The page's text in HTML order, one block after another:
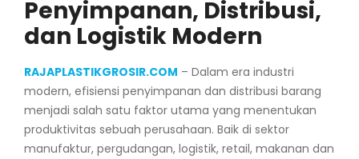
Penyimpanan, Distribusi,
dan Logistik Modern
RAJAPLASTIKGROSIR.COM – Dalam era industri
modern, efisiensi penyimpanan dan distribusi barang
menjadi salah satu faktor utama yang menentukan
produktivitas sebuah perusahaan. Baik di sektor
manufaktur, pergudangan, logistik, retail, makanan dan